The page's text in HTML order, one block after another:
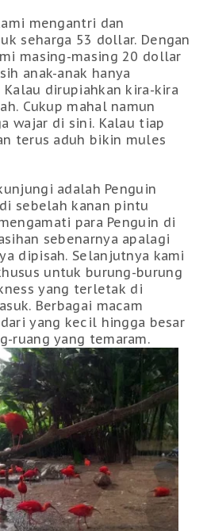
mengantri dan
seharga 53 dollar. Dengan
masing-masing 20 dollar
anak-anak hanya
dirupiahkan kira-kira
Cukup mahal namun
wajar di sini. Kalau tiap
terus aduh bikin mules
adalah Penguin
sebelah kanan pintu
para Penguin di
sebenarnya apalagi
dipisah. Selanjutnya kami
untuk burung-burung
yang terletak di
Berbagai macam
yang kecil hingga besar
ruang yang temaram.